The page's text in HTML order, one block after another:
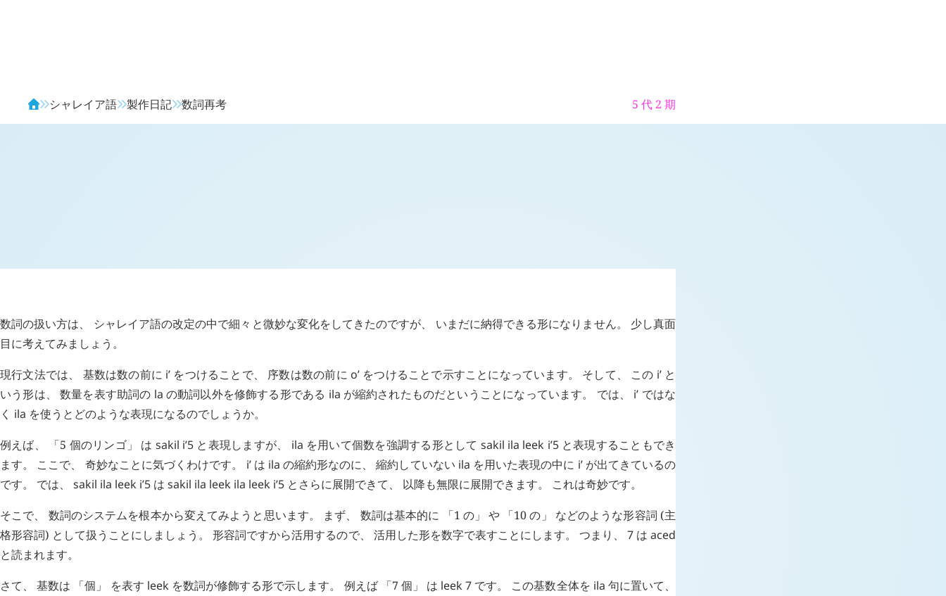
シャレイア語 製作日記 数詞再考 5 代 2 期
数詞の扱い方は、 シャレイア語の改定の中で細々と微妙な変化をしてきたのですが、 いまだに納得できる形になりません。 少し真面
目に考えてみましょう。
現行文法では、 基数は数の前に i’ をつけることで、 序数は数の前に o’をつけることで示すことになっています。 そして、 この i’と
いう形は、 数量を表す助詞の la の動詞以外を修飾する形である ila が縮約されたものだということになっています。 では、 i’ ではな
く ila を使うとどのような表現になるのでしょうか。
例えば、 「5 個のリンゴ」 は sakil i’5 と表現しますが、 ila を用いて個数を強調する形として sakil ila leek i’5と表現することもでき
ます。 ここで、 奇妙なことに気づくわけです。 i’は ila の縮約形なのに、 縮約していない ila を用いた表現の中に i’が出てきているの
です。 では、 sakil ila leek i’5 は sakil ila leek ila leek i’5 とさらに展開できて、 以降も無限に展開できます。 これは奇妙です。
そこで、 数詞のシステムを根本から変えてみようと思います。 まず、 数詞は基本的に 「1 の」 や 「10 の」 などのような形容詞 (主
格形容詞) として扱うことにしましょう。 形容詞ですから活用するので、 活用した形を数字で表すことにします。 つまり、 7はaced
と読まれます。
さて、 基数は 「個」 を表す leek を数詞が修飾する形で示します。 例えば 「7 個」 は leek 7 です。 この基数全体を ila 句に置いて、